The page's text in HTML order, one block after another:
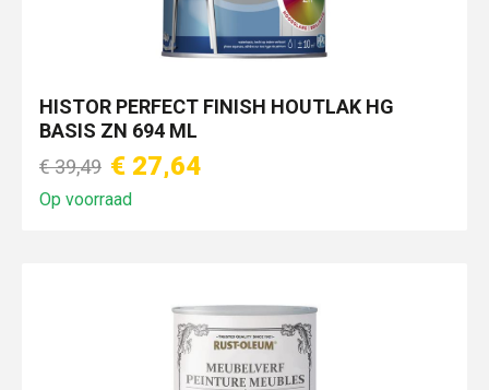
HISTOR PERFECT FINISH HOUTLAK HG
BASIS ZN 694 ML
€ 39,49 € 27,64
Op voorraad